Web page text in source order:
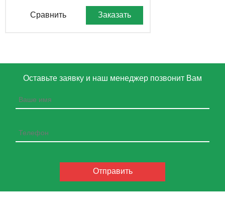
Сравнить Заказать
Оставьте заявку и наш менеджер позвонит Вам